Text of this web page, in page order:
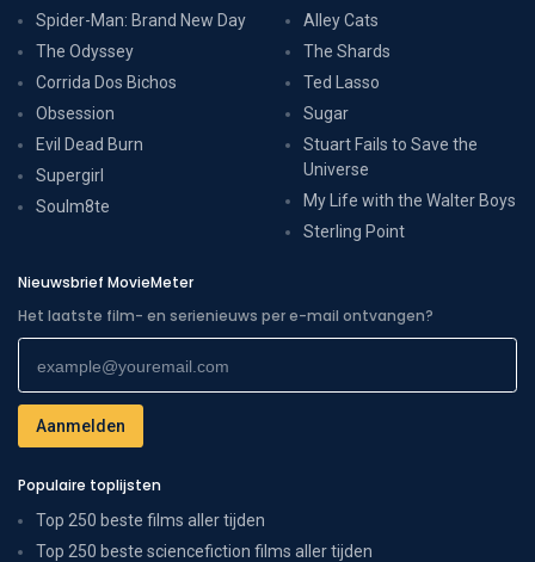
Spider-Man: Brand New Day
The Odyssey
Corrida Dos Bichos
Obsession
Evil Dead Burn
Supergirl
Soulm8te
Alley Cats
The Shards
Ted Lasso
Sugar
Stuart Fails to Save the
Universe
My Life with the Walter Boys
Sterling Point
Nieuwsbrief MovieMeter
Het laatste film- en serienieuws per e-mail ontvangen?
Populaire toplijsten
Top 250 beste films aller tijden
Top 250 beste sciencefiction films aller tijden